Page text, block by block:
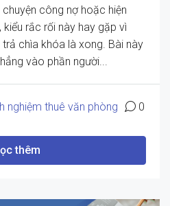
công nợ hoặc hiện
rắc rối này hay gặp vì
chìa khóa là xong. Bài này
vào phần người...
nghiệm thuê văn phòng 0
thêm